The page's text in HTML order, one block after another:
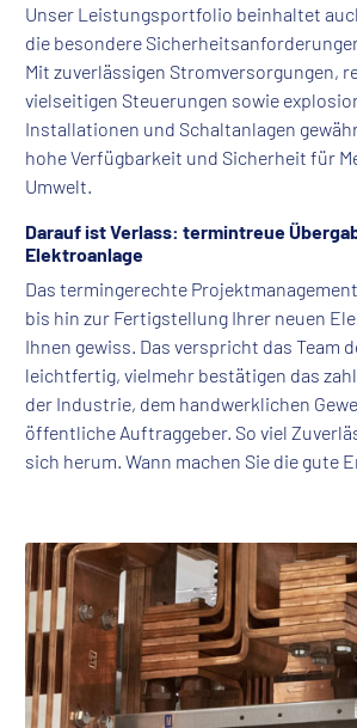
Unser Leistungsportfolio beinhaltet
die besondere
Mit zuverlässigen Stromversorgungen,
vielseitigen Steuerungen sowie
Installationen und Schaltanlagen
hohe Verfügbarkeit und Sicherheit für
Umwelt.
Darauf ist Verlass: termintreue
Elektroanlage
Das termingerechte
bis hin zur Fertigstellung Ihrer neuen
Ihnen gewiss. Das verspricht das Team
leichtfertig, vielmehr bestätigen das
der Industrie, dem handwerklichen
öffentliche Auftraggeber. So viel
sich herum. Wann machen Sie die gute